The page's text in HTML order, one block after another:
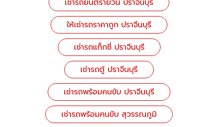
ให้เช่ารถราคาถูก ปราจีนบุรี
เช่ารถแท็กซี่ ปราจีนบุรี
เช่ารถตู้ ปราจีนบุรี
เช่ารถพร้อมคนขับ ปราจีนบุรี
เช่ารถพร้อมคนขับ สุวรรณภูมิ